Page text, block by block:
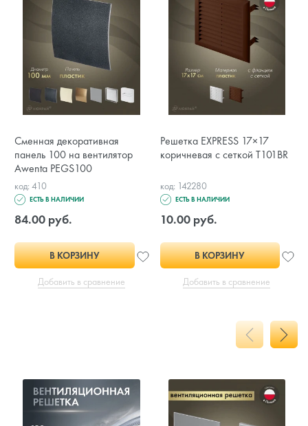
Сменная декоративная
панель 100 на вентилятор
Awenta PEGS100
код: 410
ЕСТЬ В НАЛИЧИИ
84.00 руб.
В КОРЗИНУ
Добавить в сравнение
Решетка EXPRESS 17×17
коричневая с сеткой T101BR
код: 142280
ЕСТЬ В НАЛИЧИИ
10.00 руб.
В КОРЗИНУ
Добавить в сравнение